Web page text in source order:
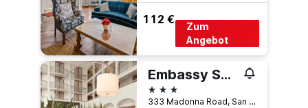
112 €
Zum
Angebot
Embassy Suites by Hilton San Luis Obispo
3 Sterne
333 Madonna Road, San Luis Obispo, CA, USA